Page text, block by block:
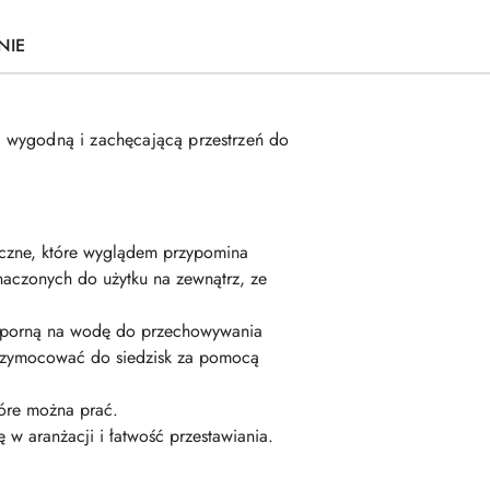
i zachęcającą przestrzeń do
które wyglądem przypomina
do użytku na zewnątrz, ze
na wodę do przechowywania
do siedzisk za pomocą
można prać.
aranżacji i łatwość przestawiania.